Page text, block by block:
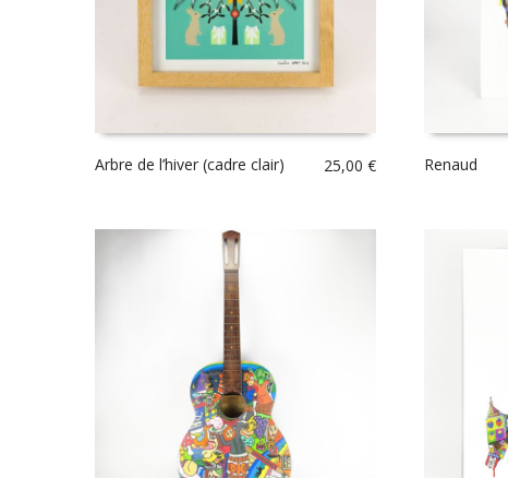
Arbre de l’hiver (cadre clair) 25,00 € Renaud